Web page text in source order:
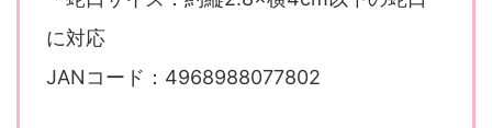
に対応
JANコード：4968988077802